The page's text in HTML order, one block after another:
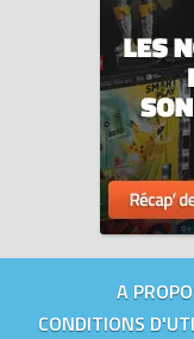
A
CONDITIONS